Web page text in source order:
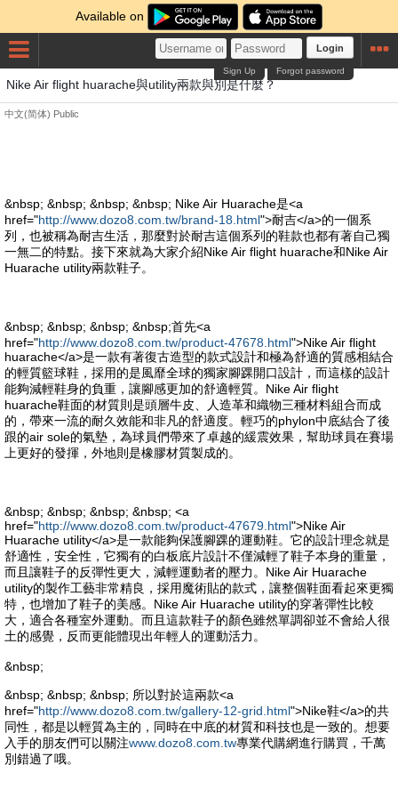
Available on
Login
Forgot password
Sign Up
Nike Air flight huarache與utility兩款與別是什麼？
中文(简体) Public
&nbsp; &nbsp; &nbsp; &nbsp; Nike Air Huarache是<a
href="http://www.dozo8.com.tw/brand-18.html">耐吉</a>的一個系
列，也被稱為耐吉生活，那麼對於耐吉這個系列的鞋款也都有著自己獨
一無二的特點。接下來就為大家介紹Nike Air flight huarache和Nike Air
Huarache utility兩款鞋子。
&nbsp; &nbsp; &nbsp; &nbsp;首先<a
href="http://www.dozo8.com.tw/product-47678.html">Nike Air flight
huarache</a>是一款有著復古造型的款式設計和極為舒適的質感相結合
的輕質籃球鞋，採用的是風靡全球的獨家腳踝開口設計，而這樣的設計
能夠減輕鞋身的負重，讓腳感更加的舒適輕質。Nike Air flight
huarache鞋面的材質則是頭層牛皮、人造革和織物三種材料組合而成
的，帶來一流的耐久效能和非凡的舒適度。輕巧的phylon中底結合了後
跟的air sole的氣墊，為球員們帶來了卓越的緩震效果，幫助球員在賽場
上更好的發揮，外地則是橡膠材質製成的。
&nbsp; &nbsp; &nbsp; &nbsp; <a
href="http://www.dozo8.com.tw/product-47679.html">Nike Air
Huarache utility</a>是一款能夠保護腳踝的運動鞋。它的設計理念就是
舒適性，安全性，它獨有的白板底片設計不僅減輕了鞋子本身的重量，
而且讓鞋子的反彈性更大，減輕運動者的壓力。Nike Air Huarache
utility的製作工藝非常精良，採用魔術貼的款式，讓整個鞋面看起來更獨
特，也增加了鞋子的美感。Nike Air Huarache utility的穿著彈性比較
大，適合各種室外運動。而且這款鞋子的顏色雖然單調卻並不會給人很
土的感覺，反而更能體現出年輕人的運動活力。
&nbsp;
&nbsp; &nbsp; &nbsp; 所以對於這兩款<a
href="http://www.dozo8.com.tw/gallery-12-grid.html">Nike鞋</a>的共
同性，都是以輕質為主的，同時在中底的材質和科技也是一致的。想要
入手的朋友們可以關注www.dozo8.com.tw專業代購網進行購買，千萬
別錯過了哦。